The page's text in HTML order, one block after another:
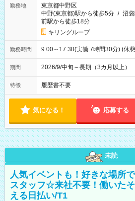
勤務地
東京都中野区
中野(東京都)駅から徒歩5分 / 沼
前駅から徒歩18分
キリングループ
勤務時間 9:00～17:30(実働:7時間30分) (休
期間 2026/9/中旬～長期（3カ月以上
特徴 履歴書不要
気になる！ 応募する
未読
人気イベントも！好きな場所
スタッフ☆来社不要！働いた
える日払い/T1